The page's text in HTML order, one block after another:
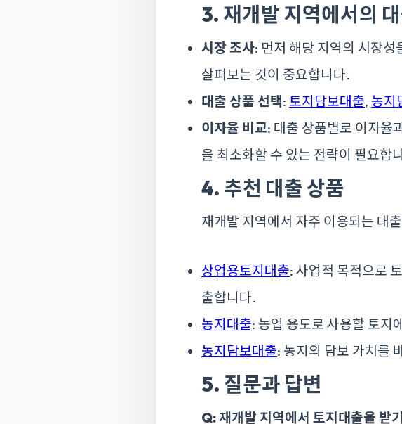
3. 재개발 지역에서의
시장 조사: 먼저 해당 지역의 시장
살펴보는 것이 중요합니다.
대출 상품 선택: 토지담보대출, 농지
이자율 비교: 대출 상품별로 이자율
을 최소화할 수 있는 전략이 필요합
4. 추천 대출 상품
재개발 지역에서 자주 이용되는 대
상업용토지대출: 사업적 목적으로
출합니다.
농지대출: 농업 용도로 사용할 토지
농지담보대출: 농지의 담보 가치를
5. 질문과 답변
Q: 재개발 지역에서 토지대출을 받